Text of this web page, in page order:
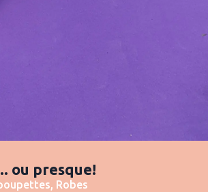
ou presque!
, Robes